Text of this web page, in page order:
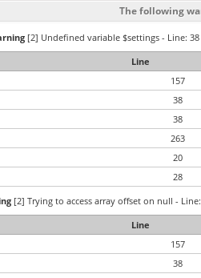
The following
[2] Undefined variable $settings - Line:
Line
157
38
38
263
20
28
[2] Trying to access array offset on null -
Line
157
38